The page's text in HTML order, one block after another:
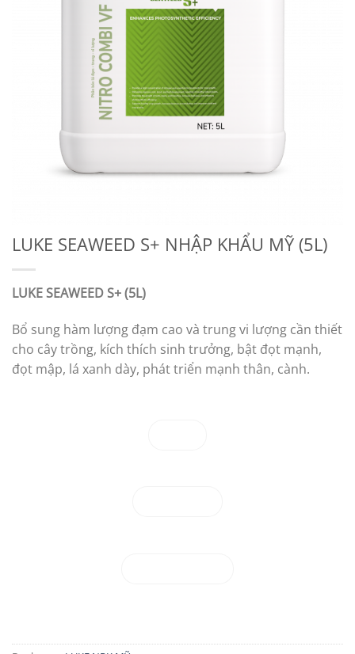
LUKE SEAWEED S+ NHẬP KHẨU MỸ (5L)
LUKE SEAWEED S+ (5L)
Bổ sung hàm lượng đạm cao và trung vi lượng cần thiết
cho cây trồng, kích thích sinh trưởng, bật đọt mạnh,
đọt mập, lá xanh dày, phát triển mạnh thân, cành.